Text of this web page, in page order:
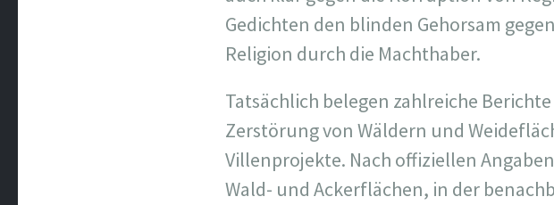
Gedichten den blinden Gehorsam
Religion durch die Machthaber.
Tatsächlich belegen zahlreiche
Zerstörung von Wäldern und
Villenprojekte. Nach offiziellen
Wald- und Ackerflächen, in der